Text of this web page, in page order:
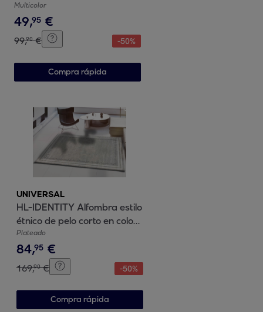
medidas disponibles
Multicolor
49,95 €
99,90 € -50%
Compra rápida
UNIVERSAL
HL-IDENTITY Alfombra estilo
étnico de pelo corto en color
plata, varias medidas
disponibles
Plateado
84,95 €
169,90 € -50%
Compra rápida